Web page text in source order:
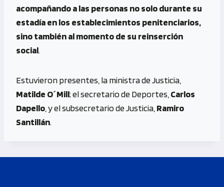
acompañando a las personas no solo durante su
estadía en los establecimientos penitenciarios,
sino también al momento de su reinserción
social.
Estuvieron presentes, la ministra de Justicia,
Matilde O´Mill; el secretario de Deportes, Carlos
Dapello , y el subsecretario de Justicia, Ramiro
Santillán.